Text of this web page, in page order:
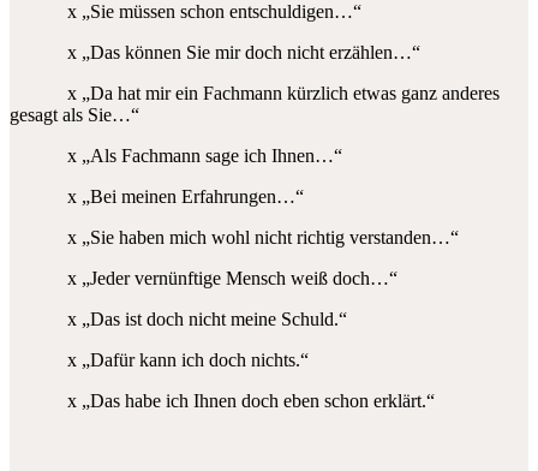
x „Sie müssen schon entschuldigen…“
x „Das können Sie mir doch nicht erzählen…“
x „Da hat mir ein Fachmann kürzlich etwas ganz anderes
gesagt als Sie…“
x „Als Fachmann sage ich Ihnen…“
x „Bei meinen Erfahrungen…“
x „Sie haben mich wohl nicht richtig verstanden…“
x „Jeder vernünftige Mensch weiß doch…“
x „Das ist doch nicht meine Schuld.“
x „Dafür kann ich doch nichts.“
x „Das habe ich Ihnen doch eben schon erklärt.“